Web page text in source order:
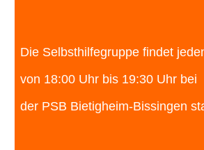
Die Selbsthilfegruppe findet
von 18:00 Uhr bis 19:30 Uhr bei
der PSB Bietigheim-Bissingen